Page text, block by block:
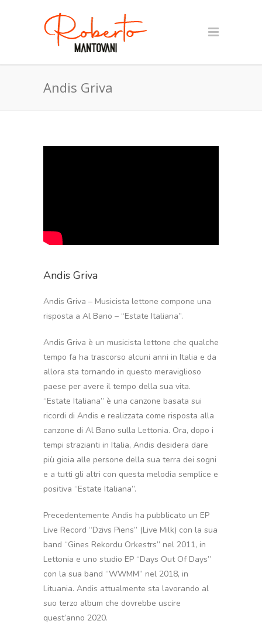
Andis Griva
Andis Griva
Andis Griva – Musicista lettone compone una
risposta a Al Bano – “Estate Italiana”.
Andis Griva è un musicista lettone che qualche
tempo fa ha trascorso alcuni anni in Italia e da
allora sta tornando in questo meraviglioso
paese per avere il tempo della sua vita.
“Estate Italiana” è una canzone basata sui
ricordi di Andis e realizzata come risposta alla
canzone di Al Bano sulla Lettonia. Ora, dopo i
tempi strazianti in Italia, Andis desidera dare
più gioia alle persone della sua terra dei sogni
e a tutti gli altri con questa melodia semplice e
positiva “Estate Italiana”.
Precedentemente Andis ha pubblicato un EP
Live Record “Dzivs Piens” (Live Milk) con la sua
band “Gines Rekordu Orkestrs” nel 2011, in
Lettonia e uno studio EP “Days Out Of Days”
con la sua band “WWMM” nel 2018, in
Lituania. Andis attualmente sta lavorando al
suo terzo album che dovrebbe uscire
quest’anno 2020.